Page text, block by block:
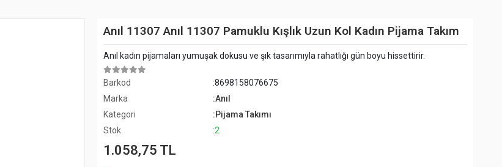
Anıl 11307 Anıl 11307 Pamuklu Kışlık Uzun Kol Kadın Pijama Takım
Anıl kadın pijamaları yumuşak dokusu ve şık tasarımıyla rahatlığı gün boyu hissettirir.
Barkod
:8698158076675
Marka
:Anıl
Kategori
:Pijama Takımı
Stok
:2
1.058,75 TL